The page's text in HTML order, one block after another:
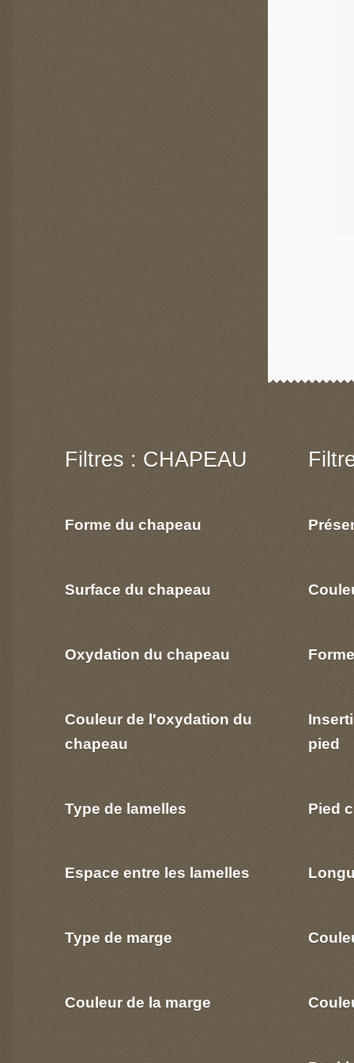
Filtres : CHAPEAU
Forme du chapeau
Surface du chapeau
Oxydation du chapeau
Couleur de l'oxydation du
chapeau
Type de lamelles
Espace entre les lamelles
Type de marge
Couleur de la marge
pied
Pied